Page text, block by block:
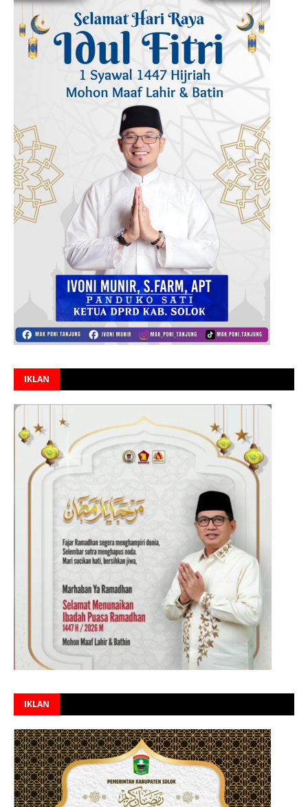
IKLAN
IKLAN